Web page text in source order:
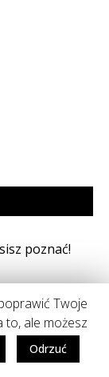
poznać!
Twoje
to, ale możesz
Odrzuć